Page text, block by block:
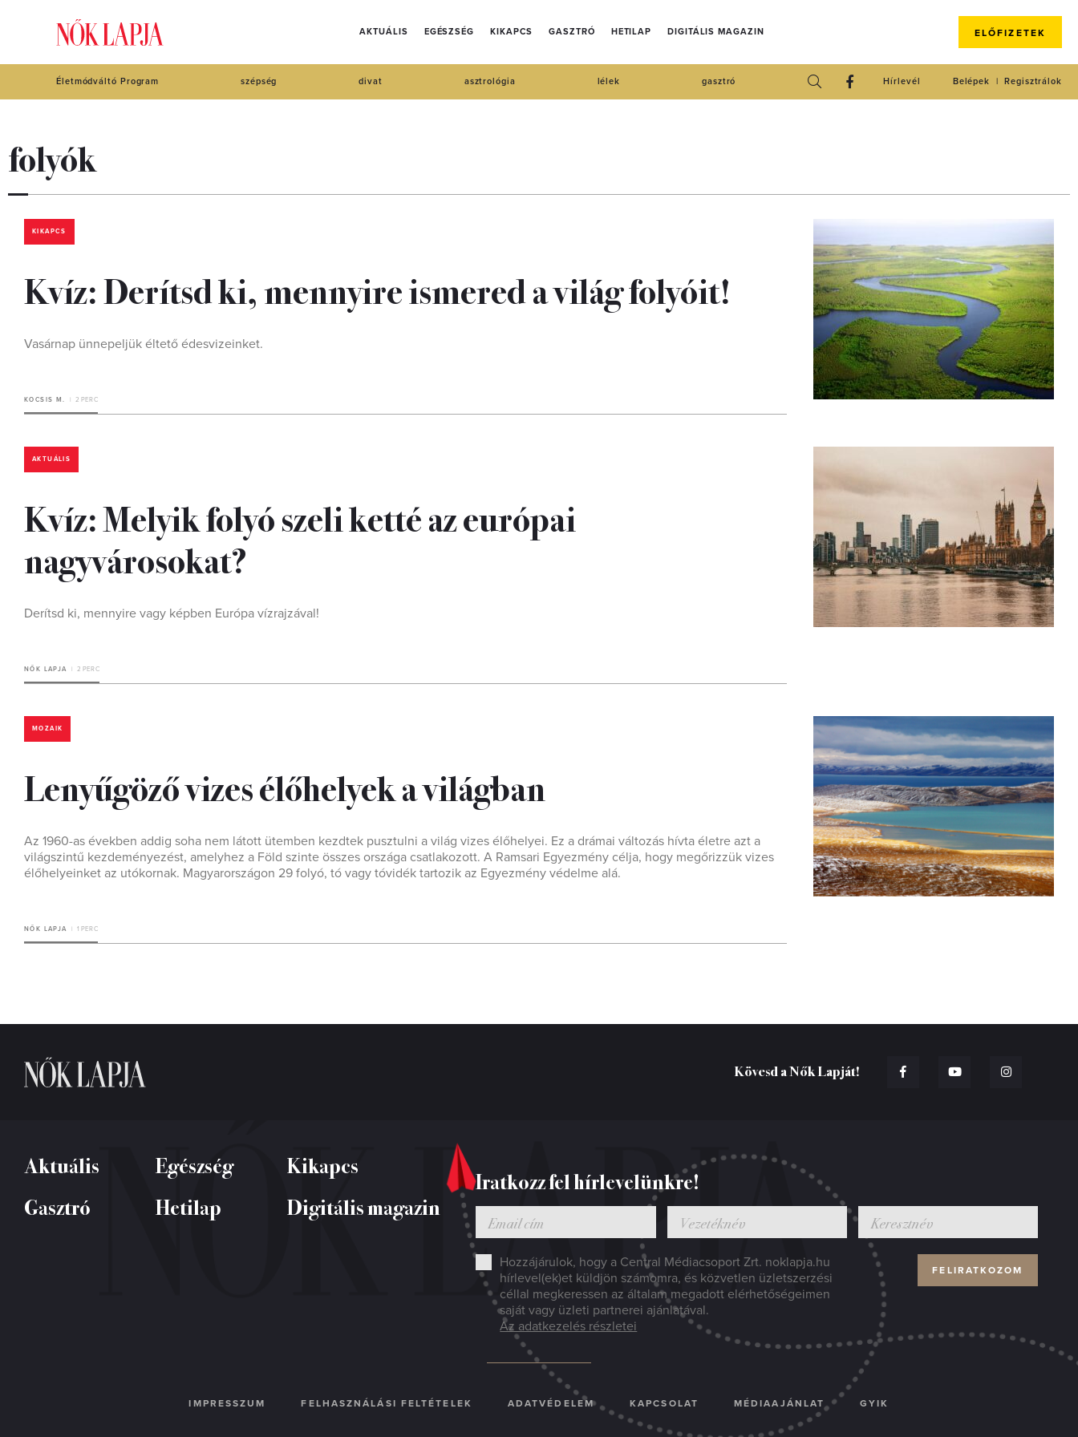
AKTUÁLIS EGÉSZSÉG KIKAPCS GASZTRÓ HETILAP DIGITÁLIS MAGAZIN ELŐFIZETEK
Életmódváltó Program szépség divat asztrológia lélek gasztró Regisztrálok
Belépek
Hírlevél
folyók
KIKAPCS
Kvíz: Derítsd ki, mennyire ismered a világ folyóit!
Vasárnap ünnepeljük éltető édesvizeinket.
KOCSIS M. 2 PERC
AKTUÁLIS
Kvíz: Melyik folyó szeli ketté az európai
nagyvárosokat?
Derítsd ki, mennyire vagy képben Európa vízrajzával!
NŐK LAPJA 2 PERC
MOZAIK
Lenyűgöző vizes élőhelyek a világban
Az 1960-as években addig soha nem látott ütemben kezdtek pusztulni a világ vizes élőhelyei. Ez a drámai változás hívta életre azt a
világszintű kezdeményezést, amelyhez a Föld szinte összes országa csatlakozott. A Ramsari Egyezmény célja, hogy megőrizzük vizes
élőhelyeinket az utókornak. Magyarországon 29 folyó, tó vagy tóvidék tartozik az Egyezmény védelme alá.
NŐK LAPJA 1 PERC
Kövesd a Nők Lapját!
Aktuális Egészség
Kikapcs
Gasztró
Hetilap Digitális magazin
Iratkozz fel hírlevelünkre!
Hozzájárulok, hogy a Central Médiacsoport Zrt. noklapja.hu
hírlevel(ek)et küldjön számomra, és közvetlen üzletszerzési
céllal megkeressen az általam megadott elérhetőségeimen
saját vagy üzleti partnerei ajánlatával.
Az adatkezelés részletei
IMPRESSZUM FELHASZNÁLÁSI FELTÉTELEK ADATVÉDELEM KAPCSOLAT MÉDIAAJÁNLAT GYIK